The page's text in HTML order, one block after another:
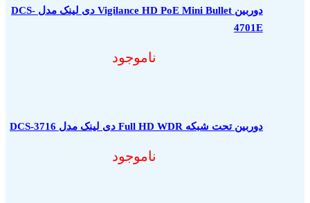
دوربین Vigilance HD PoE Mini Bullet دی لینک مدل DCS-
4701E
ناموجود
دوربین تحت شبکه Full HD WDR دی لینک مدل DCS-3716
ناموجود